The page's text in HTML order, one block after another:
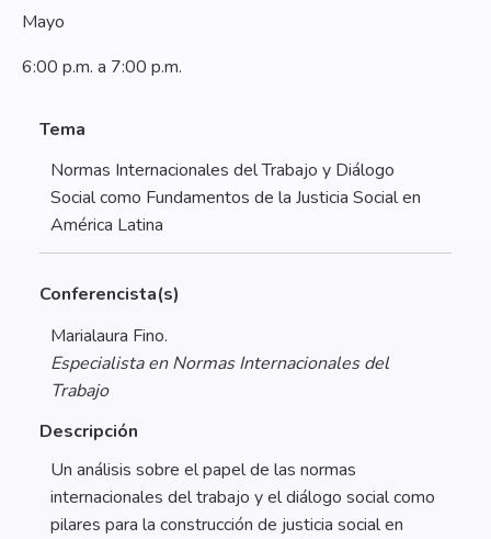
Mayo
6:00 p.m. a 7:00 p.m.
Tema
Normas Internacionales del Trabajo y Diálogo
Social como Fundamentos de la Justicia Social en
América Latina
Conferencista(s)
Marialaura Fino.
Especialista en Normas Internacionales del
Trabajo
Descripción
Un análisis sobre el papel de las normas
internacionales del trabajo y el diálogo social como
pilares para la construcción de justicia social en